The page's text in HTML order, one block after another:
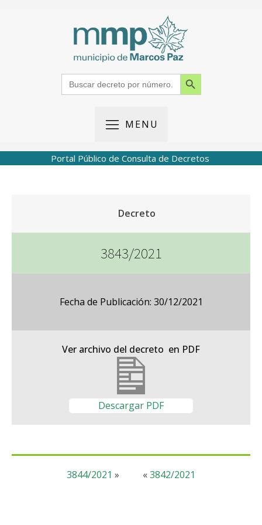
Search
for:
Search Button
MENU
Portal Público de Consulta de Decretos
Decreto
3843/2021
Fecha de Publicación: 30/12/2021
Ver archivo del decreto en PDF
Descargar PDF
«3842/2021
3844/2021 »